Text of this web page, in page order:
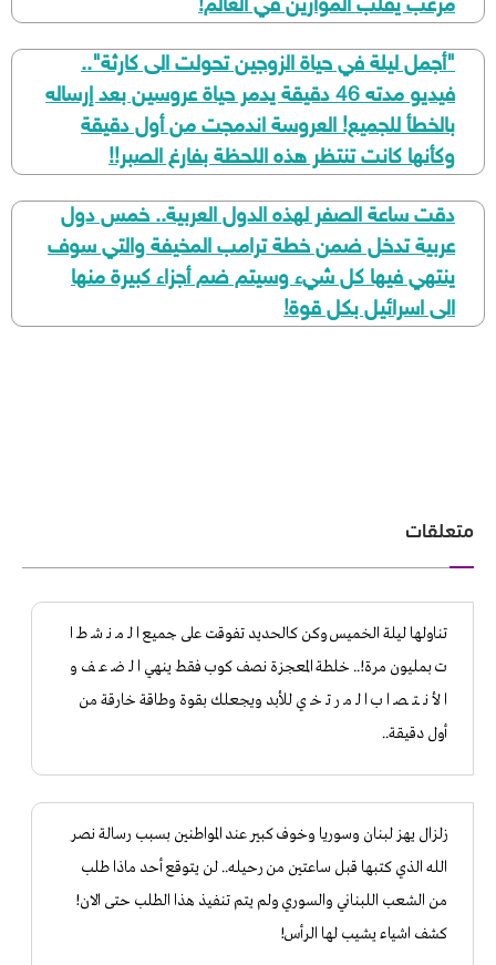
مرعب يقلب الموازين في العالم!
​"أجمل ليلة في حياة الزوجين تحولت الى كارثة"..
فيديو مدته 46 دقيقة يدمر حياة عروسين بعد إرساله
بالخطأ للجميع! العروسة اندمجت من أول دقيقة
وكأنها كانت تنتظر هذه اللحظة بفارغ الصبر!!
​دقت ساعة الصفر لهذه الدول العربية.. خمس دول
عربية تدخل ضمن خطة ترامب المخيفة والتي سوف
ينتهي فيها كل شيء وسيتم ضم أجزاء كبيرة منها
الى اسرائيل بكل قوة!
متعلقات
تناولها ليلة الخميس وكن كالحديد تفوقت على جميع ا لـ مـ نـ شـ طـ ا
ت بمليون مرة!.. خلطة المعجزة نصف كوب فقط ينهي ا لـ ضـ عـ ـف و
ا لأ نـ ـتـ ـصـ ا ب ا لـ مـ ر تـ خـ ي للأبد ويجعلك بقوة وطاقة خارقة من
أول دقيقة..
زلزال يهز لبنان وسوريا وخوف كبير عند المواطنين بسبب رسالة نصر
الله الذي كتبها قبل ساعتين من رحيله.. لن يتوقع أحد ماذا طلب
من الشعب اللبناني والسوري ولم يتم تنفيذ هذا الطلب حتى الان!
كشف اشياء يشيب لها الرأس!